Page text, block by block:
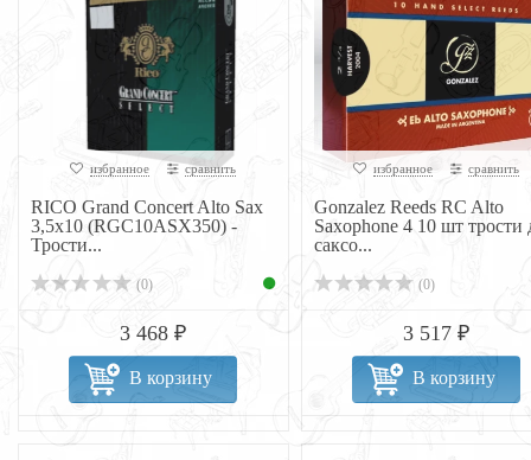
избранное сравнить
RICO Grand Concert Alto Sax
3,5x10 (RGC10ASX350) -
Трости...
(0)
3 468 ₽
В корзину
избранное сравнить
Gonzalez Reeds RC Alto
Saxophone 4 10 шт трости
саксо...
(0)
3 517 ₽
В корзину